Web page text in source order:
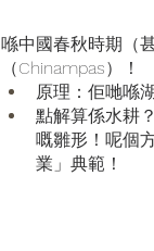
喺中國春秋時期（
（Chinampas）！
原理：佢哋喺
點解算係水耕
嘅雛形！呢個
業」典範！